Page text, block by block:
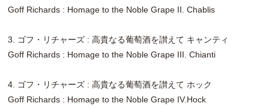
Goff Richards : Homage to the Noble Grape II. Chablis
3. ゴフ・リチャーズ : 高貴なる葡萄酒を讃えて キャンティ
Goff Richards : Homage to the Noble Grape III. Chianti
4. ゴフ・リチャーズ : 高貴なる葡萄酒を讃えて ホック
Goff Richards : Homage to the Noble Grape IV.Hock